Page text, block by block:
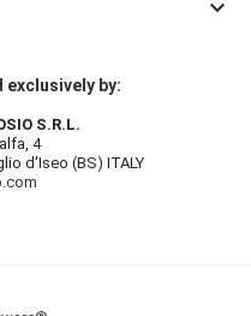
keyboard_arrow_down
by:
S.R.L.
4
d'Iseo (BS) ITALY